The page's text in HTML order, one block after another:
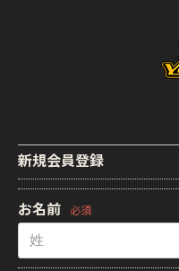
新規会員登録
お名前 必須